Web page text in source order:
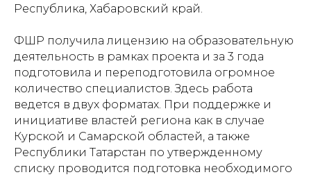
Республика, Хабаровский край.
ФШР получила лицензию на образовательную
деятельность в рамках проекта и за 3 года
подготовила и переподготовила огромное
количество специалистов. Здесь работа
ведется в двух форматах. При поддержке и
инициативе властей региона как в случае
Курской и Самарской областей, а также
Республики Татарстан по утвержденному
списку проводится подготовка необходимого